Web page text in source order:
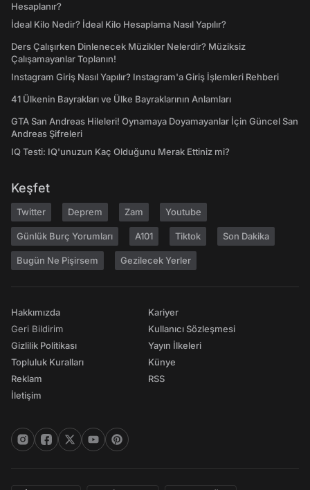
Hesaplanır?
İdeal Kilo Nedir? İdeal Kilo Hesaplama Nasıl Yapılır?
Ders Çalışırken Dinlenecek Müzikler Nelerdir? Müziksiz
Çalışamayanlar Toplanın!
Instagram Giriş Nasıl Yapılır? Instagram'a Giriş İşlemleri Rehberi
41 Ülkenin Bayrakları ve Ülke Bayraklarının Anlamları
GTA San Andreas Hileleri! Oynamaya Doyamayanlar İçin Güncel San
Andreas Şifreleri
IQ Testi: IQ'unuzun Kaç Olduğunu Merak Ettiniz mi?
Keşfet
Twitter Deprem Zam Youtube
Günlük Burç Yorumları A101 Tiktok Son Dakika
Bugün Ne Pişirsem Gezilecek Yerler
Hakkımızda
Geri Bildirim
Gizlilik Politikası
Topluluk Kuralları
Reklam
İletişim
Kariyer
Kullanıcı Sözleşmesi
Yayın İlkeleri
Künye
RSS